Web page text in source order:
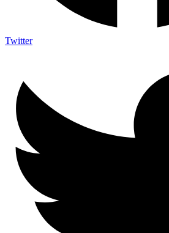
Twitter